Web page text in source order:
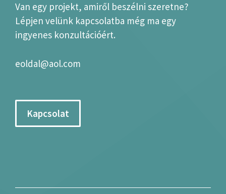
Van egy projekt, amiről beszélni szeretne?
Lépjen velünk kapcsolatba még ma egy
ingyenes konzultációért.
eoldal@aol.com
Kapcsolat